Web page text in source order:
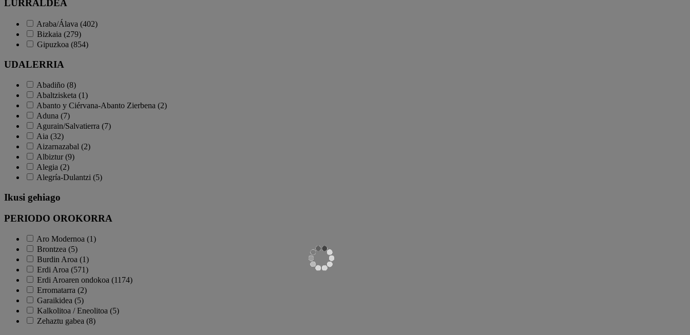
LURRALDEA
Araba/Álava (402)
Bizkaia (279)
Gipuzkoa (854)
UDALERRIA
Abadiño (8)
Abaltzisketa (1)
Abanto y Ciérvana-Abanto Zierbena (2)
Aduna (7)
Agurain/Salvatierra (7)
Aia (32)
Aizarnazabal (2)
Albiztur (9)
Alegia (2)
Alegría-Dulantzi (5)
Ikusi gehiago
PERIODO OROKORRA
Aro Modernoa (1)
Brontzea (5)
Burdin Aroa (1)
Erdi Aroa (571)
Erdi Aroaren ondokoa (1174)
Erromatarra (2)
Garaikidea (5)
Kalkolitoa / Eneolitoa (5)
Zehaztu gabea (8)